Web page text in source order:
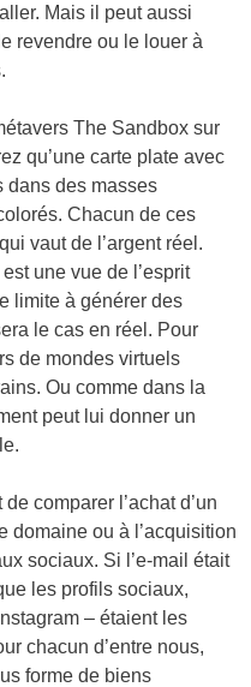
Mais il peut aussi
revendre ou le louer à
The Sandbox sur
qu’une carte plate avec
dans des masses
Chacun de ces
vaut de l’argent réel.
une vue de l’esprit
limite à générer des
le cas en réel. Pour
de mondes virtuels
Ou comme dans la
peut lui donner un
comparer l’achat d’un
domaine ou à l’acquisition
sociaux. Si l’e-mail était
les profils sociaux,
– étaient les
chacun d’entre nous,
forme de biens